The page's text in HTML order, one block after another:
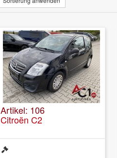
Artikel: 106
Citroën C2